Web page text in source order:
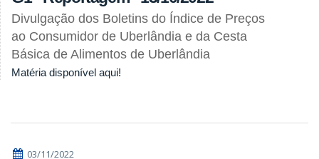
Divulgação dos Boletins do Índice de Preços
ao Consumidor de Uberlândia e da Cesta
Básica de Alimentos de Uberlândia
Matéria disponível aqui!
03/11/2022